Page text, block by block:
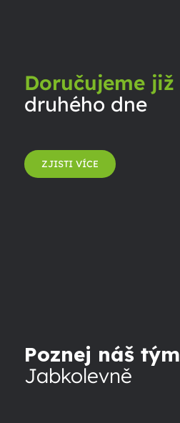
Doručujeme již
druhého dne
ZJISTI VÍCE
Poznej náš tým
Jabkolevně